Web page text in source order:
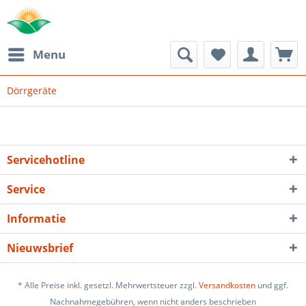
Menu
Dörrgeräte
Servicehotline
Service
Informatie
Nieuwsbrief
* Alle Preise inkl. gesetzl. Mehrwertsteuer zzgl.Versandkosten und ggf.
Nachnahmegebühren, wenn nicht anders beschrieben